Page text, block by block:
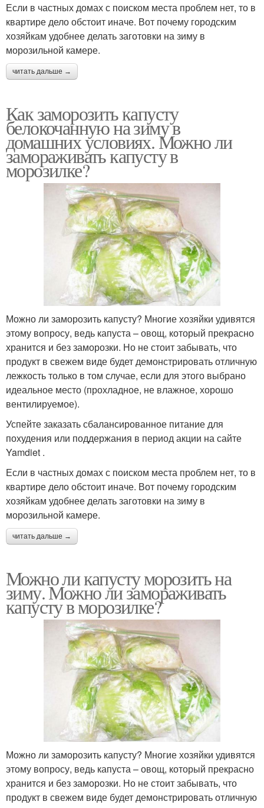
Если в частных домах с поиском места проблем нет, то в
квартире дело обстоит иначе. Вот почему городским
хозяйкам удобнее делать заготовки на зиму в
морозильной камере.
читать дальше →
Как заморозить капусту
белокочанную на зиму в
домашних условиях. Можно ли
замораживать капусту в
морозилке?
Можно ли заморозить капусту? Многие хозяйки удивятся
этому вопросу, ведь капуста – овощ, который прекрасно
хранится и без заморозки. Но не стоит забывать, что
продукт в свежем виде будет демонстрировать отличную
лежкость только в том случае, если для этого выбрано
идеальное место (прохладное, не влажное, хорошо
вентилируемое).
Успейте заказать сбалансированное питание для
похудения или поддержания в период акции на сайте
Yamdiet .
Если в частных домах с поиском места проблем нет, то в
квартире дело обстоит иначе. Вот почему городским
хозяйкам удобнее делать заготовки на зиму в
морозильной камере.
читать дальше →
Можно ли капусту морозить на
зиму. Можно ли замораживать
капусту в морозилке?
Можно ли заморозить капусту? Многие хозяйки удивятся
этому вопросу, ведь капуста – овощ, который прекрасно
хранится и без заморозки. Но не стоит забывать, что
продукт в свежем виде будет демонстрировать отличную